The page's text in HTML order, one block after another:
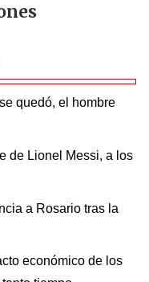
quedó, el hombre
de Lionel Messi, a los
a Rosario tras la
económico de los